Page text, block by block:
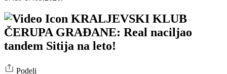
KRALJEVSKI KLUB
ČERUPA GRAĐANE: Real naciljao
tandem Sitija na leto!
Podeli